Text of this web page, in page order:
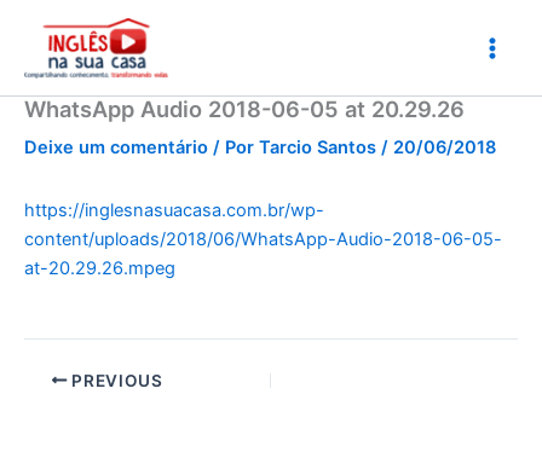
conteúdo
WhatsApp Audio 2018-06-05 at 20.29.26
Deixe um comentário / Por Tarcio Santos / 20/06/2018
https://inglesnasuacasa.com.br/wp-
content/uploads/2018/06/WhatsApp-Audio-2018-06-05-
at-20.29.26.mpeg
PREVIOUS